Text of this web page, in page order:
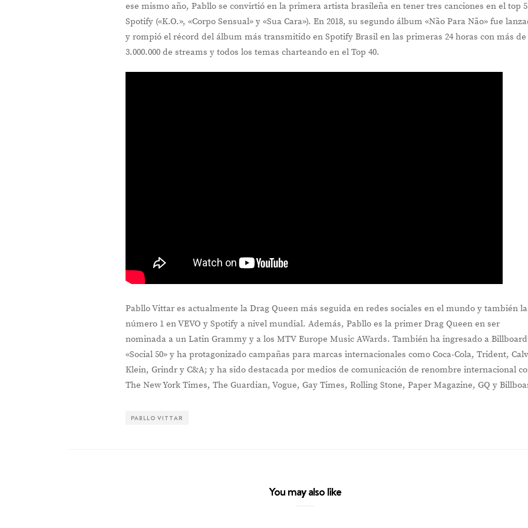
ese mismo año, Pabllo se convirtió en la primera artista brasileña en tener tres canciones en el top
Spotify («K.O.», «Corpo Sensual» y «Sua Cara»). En 2018, su segundo álbum «Não Para Não» fue
y rompió el récord del álbum más transmitido en Spotify Brasil en las primeras 24 horas con más de
3.000.000 de streams y todos los temas charteando en el Top 40.
Pabllo Vittar es actualmente la Drag Queen más seguida en redes sociales en el mundo y también la
número 1 en VEVO y Spotify a nivel mundial. Además, Pabllo es la primer Drag Queen en ser
nominada a un Latin Grammy y a los MTV Europe Music AWards. También ha ingresado a Billboard
«Social 50» y ha protagonizado campañas para marcas internacionales como Coca-Cola, Trident,
Klein, Grindr y C&A; y ha sido destacada por medios de comunicación de renombre internacional
The New York Times, The Guardian, Vogue, Gay Times, Rolling Stone, Paper Magazine, GQ y
PABLLO VITTAR
You may also like